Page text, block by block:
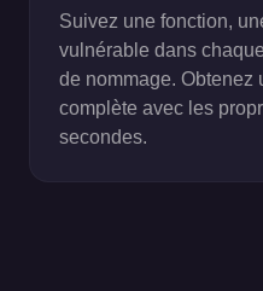
Suivez une fonction,
vulnérable dans
de nommage. Obtenez
complète avec les
secondes.